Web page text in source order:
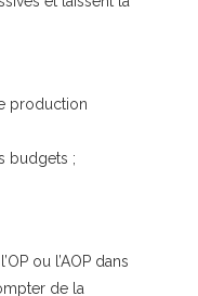
production
budgets ;
ou l’AOP dans
de la